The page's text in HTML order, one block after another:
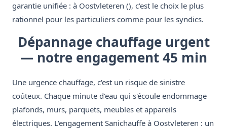
garantie unifiée : à Oostvleteren (), c'est le choix le plus
rationnel pour les particuliers comme pour les syndics.
Dépannage chauffage urgent
— notre engagement 45 min
Une urgence chauffage, c'est un risque de sinistre
coûteux. Chaque minute d'eau qui s'écoule endommage
plafonds, murs, parquets, meubles et appareils
électriques. L'engagement Sanichauffe à Oostvleteren : un